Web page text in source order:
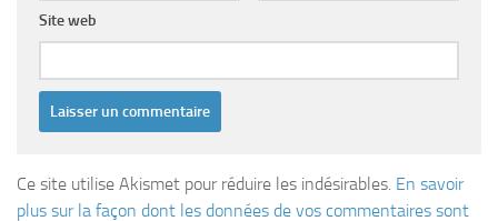
Site web
Ce site utilise Akismet pour réduire les indésirables. En savoir
plus sur la façon dont les données de vos commentaires sont